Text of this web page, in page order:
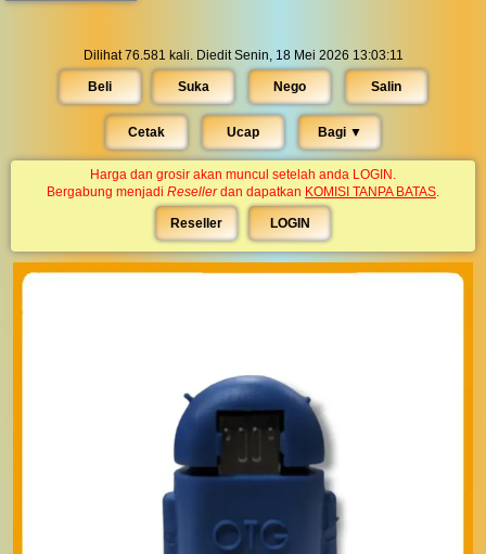
Dilihat 76.581 kali. Diedit Senin, 18 Mei 2026 13:03:11
Beli Suka Nego Salin
Cetak Ucap Bagi ▼︎
Harga dan grosir akan muncul setelah anda LOGIN.
Bergabung menjadi Resellerdan dapatkan KOMISI TANPA BATAS.
Reseller LOGIN